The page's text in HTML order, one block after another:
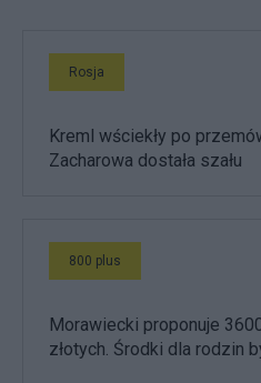
Rosja
Kreml wściekły po
Zacharowa dostała szału
800 plus
Morawiecki proponuje
złotych. Środki dla rodzin